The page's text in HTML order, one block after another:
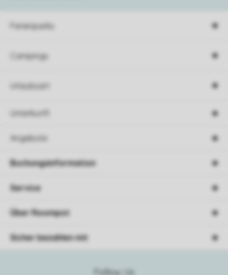
Ferienparks
Campings
Urlaubsart
Unterkunft
Angebote
Follow Us
Buchungsinformation
Service
Über Roompot
Sicher bezahlen mit